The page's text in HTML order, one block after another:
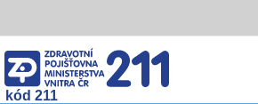
kód 211